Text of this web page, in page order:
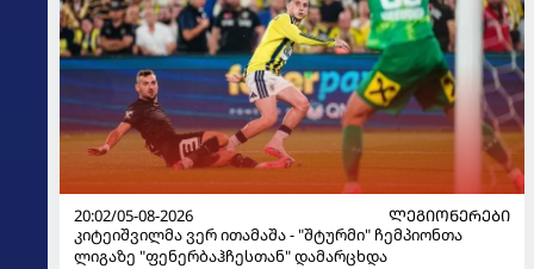
20:02/05-08-2026
ᲚᲔᲒᲘᲝᲜᲔᲠᲔᲑᲘ
კიტეიშვილმა ვერ ითამაშა - "შტურმი" ჩემპიონთა
ლიგაზე "ფენერბაჰჩესთან" დამარცხდა